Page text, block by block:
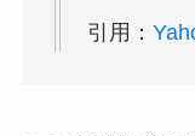
引用：